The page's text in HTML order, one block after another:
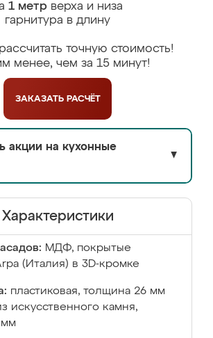
1 метрверха и низа
гарнитура в длину
точную стоимость!
менее, чем за 15 минут!
ЗАКАЗАТЬ РАСЧЁТ
акции на кухонные
▼
Характеристики
МДФ, покрытые
(Италия) в 3D-кромке
пластиковая, толщина 26 мм
искусственного камня,